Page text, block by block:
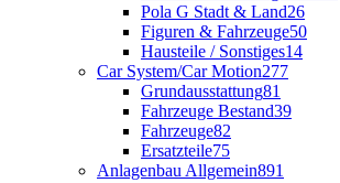
Pola G Stadt & Land26
Figuren & Fahrzeuge50
Hausteile / Sonstiges14
Car System/Car Motion277
Grundausstattung81
Fahrzeuge Bestand39
Fahrzeuge82
Ersatzteile75
Anlagenbau Allgemein891